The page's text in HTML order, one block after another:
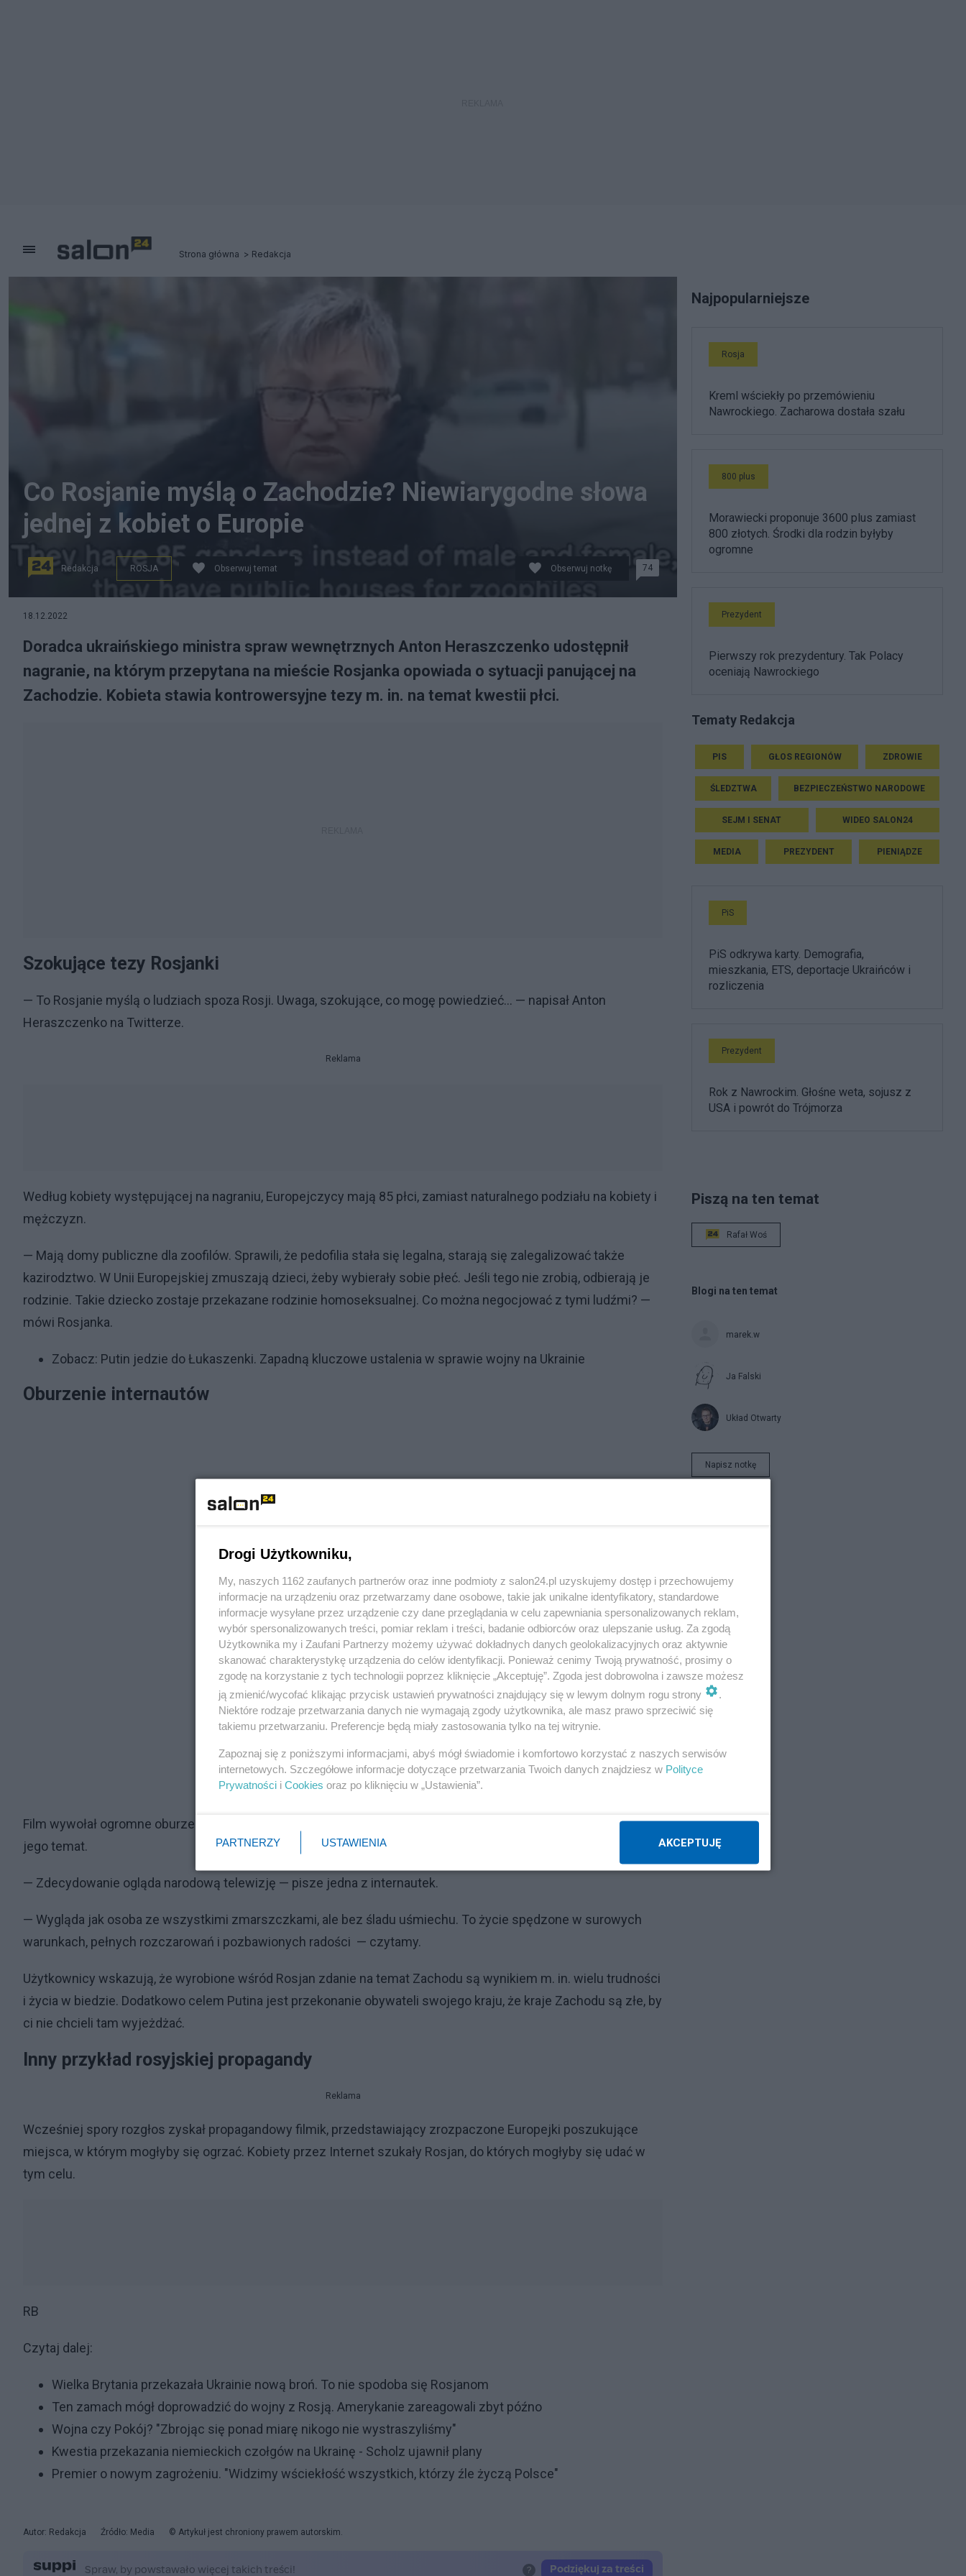
Strona główna Redakcja
co myśli o Zachodzie. (fot. Twitter)
Co Rosjanie myślą o Zachodzie? Niewiarygodne słowa
jednej z kobiet o Europie
Redakcja ROSJA Obserwuj temat Obserwuj notkę 74
18.12.2022
Doradca ukraińskiego ministra spraw wewnętrznych Anton Heraszczenko udostępnił
nagranie, na którym przepytana na mieście Rosjanka opowiada o sytuacji panującej na
Zachodzie. Kobieta stawia kontrowersyjne tezy m. in. na temat kwestii płci.
Szokujące tezy Rosjanki
— To Rosjanie myślą o ludziach spoza Rosji. Uwaga, szokujące, co mogę powiedzieć... — napisał Anton
Heraszczenko na Twitterze.
Reklama
Według kobiety występującej na nagraniu, Europejczycy mają 85 płci, zamiast naturalnego podziału na kobiety i
mężczyzn.
— Mają domy publiczne dla zoofilów. Sprawili, że pedofilia stała się legalna, starają się zalegalizować także
kazirodztwo. W Unii Europejskiej zmuszają dzieci, żeby wybierały sobie płeć. Jeśli tego nie zrobią, odbierają je
rodzinie. Takie dziecko zostaje przekazane rodzinie homoseksualnej. Co można negocjować z tymi ludźmi? —
mówi Rosjanka.
Zobacz: Putin jedzie do Łukaszenki. Zapadną kluczowe ustalenia w sprawie wojny na Ukrainie
Oburzenie internautów
Reklama
Film wywołał ogromne oburzenie w mediach społecznościowych, gdzie pojawia się mnóstwo komentarzy na
jego temat.
— Zdecydowanie ogląda narodową telewizję — pisze jedna z internautek.
— Wygląda jak osoba ze wszystkimi zmarszczkami, ale bez śladu uśmiechu. To życie spędzone w surowych
warunkach, pełnych rozczarowań i pozbawionych radości — czytamy.
Użytkownicy wskazują, że wyrobione wśród Rosjan zdanie na temat Zachodu są wynikiem m. in. wielu trudności
i życia w biedzie. Dodatkowo celem Putina jest przekonanie obywateli swojego kraju, że kraje Zachodu są złe, by
ci nie chcieli tam wyjeżdżać.
Inny przykład rosyjskiej propagandy
Reklama
Wcześniej spory rozgłos zyskał propagandowy filmik, przedstawiający zrozpaczone Europejki poszukujące
miejsca, w którym mogłyby się ogrzać. Kobiety przez Internet szukały Rosjan, do których mogłyby się udać w
tym celu.
RB
Czytaj dalej:
Wielka Brytania przekazała Ukrainie nową broń. To nie spodoba się Rosjanom
Ten zamach mógł doprowadzić do wojny z Rosją. Amerykanie zareagowali zbyt późno
Wojna czy Pokój? "Zbrojąc się ponad miarę nikogo nie wystraszyliśmy"
Kwestia przekazania niemieckich czołgów na Ukrainę - Scholz ujawnił plany
Premier o nowym zagrożeniu. "Widzimy wściekłość wszystkich, którzy źle życzą Polsce"
Autor: Redakcja Źródło: Media © Artykuł jest chroniony prawem autorskim.
Najpopularniejsze
Rosja
Kreml wściekły po przemówieniu
Nawrockiego. Zacharowa dostała szału
800 plus
Morawiecki proponuje 3600 plus zamiast
800 złotych. Środki dla rodzin byłyby
ogromne
Prezydent
Pierwszy rok prezydentury. Tak Polacy
oceniają Nawrockiego
Tematy Redakcja
PIS GŁOS REGIONÓW ZDROWIE
ŚLEDZTWA BEZPIECZEŃSTWO NARODOWE
SEJM I SENAT WIDEO SALON24
MEDIA PREZYDENT PIENIĄDZE
PiS
PiS odkrywa karty. Demografia,
mieszkania, ETS, deportacje Ukraińców i
rozliczenia
Prezydent
Rok z Nawrockim. Głośne weta, sojusz z
USA i powrót do Trójmorza
Piszą na ten temat
Rafał Woś
Blogi na ten temat
marek.w
Ja Falski
Układ Otwarty
Napisz notkę
Drogi Użytkowniku,
My, naszych 1162 zaufanych partnerów oraz inne podmioty z salon24.pl uzyskujemy dostęp i przechowujemy
informacje na urządzeniu oraz przetwarzamy dane osobowe, takie jak unikalne identyfikatory, standardowe
informacje wysyłane przez urządzenie czy dane przeglądania w celu zapewniania spersonalizowanych reklam,
wybór spersonalizowanych treści, pomiar reklam i treści, badanie odbiorców oraz ulepszanie usług. Za zgodą
Użytkownika my i Zaufani Partnerzy możemy używać dokładnych danych geolokalizacyjnych oraz aktywnie
skanować charakterystykę urządzenia do celów identyfikacji. Ponieważ cenimy Twoją prywatność, prosimy o
zgodę na korzystanie z tych technologii poprzez kliknięcie „Akceptuję”. Zgoda jest dobrowolna i zawsze możesz
ją zmienić/wycofać klikając przycisk ustawień prywatności znajdujący się w lewym dolnym rogu strony
.
Niektóre rodzaje przetwarzania danych nie wymagają zgody użytkownika, ale masz prawo sprzeciwić się
takiemu przetwarzaniu. Preferencje będą miały zastosowania tylko na tej witrynie.
Zapoznaj się z poniższymi informacjami, abyś mógł świadomie i komfortowo korzystać z naszych serwisów
internetowych. Szczegółowe informacje dotyczące przetwarzania Twoich danych znajdziesz w Polityce
Prywatności i Cookies oraz po kliknięciu w „Ustawienia”.
PARTNERZY USTAWIENIA AKCEPTUJĘ